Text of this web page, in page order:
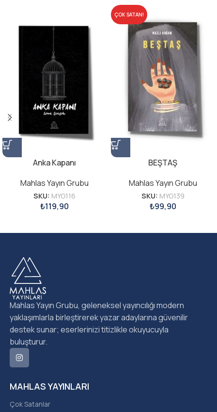
Anka Kapanı
Mahlas Yayın Grubu
SKU: MYG116
₺119,90
ÇOK SATAN!
BEŞTAŞ
Mahlas Yayın Grubu
SKU: MYG139
₺99,90
MAHLAS YAYINLARI
Çok Satanlar
Mahlas Yayın Grubu, geleneksel yayıncılığı modern
yaklaşımlarla birleştirerek yazar adaylarına güvenilir
destek sunar; eserlerinizi titizlikle okuyucuyla
buluşturur.